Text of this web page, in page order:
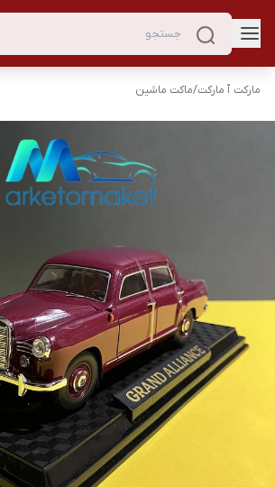
مارکت ٱ مارکت/ماکت ماشین